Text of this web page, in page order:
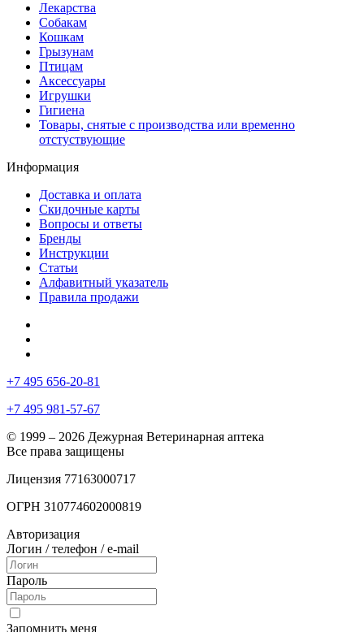
Лекарства
Собакам
Кошкам
Грызунам
Птицам
Аксессуары
Игрушки
Гигиена
Товары, снятые с производства или временно
отстуствующие
Информация
Доставка и оплата
Скидочные карты
Вопросы и ответы
Бренды
Инструкции
Статьи
Алфавитный указатель
Правила продажи
+7 495 656-20-81
+7 495 981-57-67
© 1999 – 2026 Дежурная Ветеринарная аптека
Все права защищены
Лицензия 77163000717
ОГРН 310774602000819
Авторизация
Логин / телефон / e-mail
Пароль
Запомнить меня